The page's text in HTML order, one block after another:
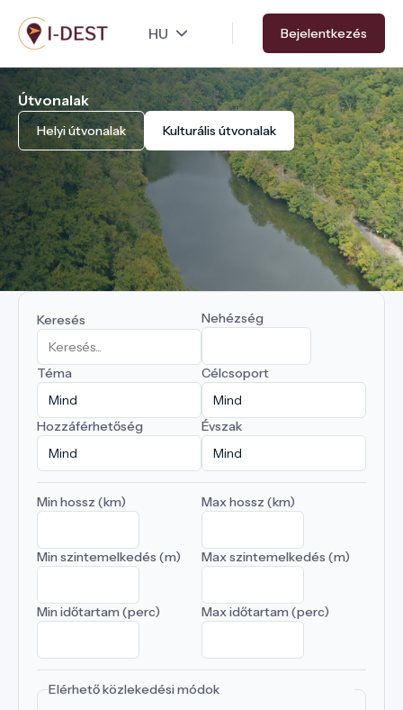
Ugrás
a
tartalomra
Bejelentkezés
Útvonalak
Helyi útvonalak Kulturális útvonalak
Keresés Nehézség
Téma Célcsoport
Hozzáférhetőség Évszak
Min hossz (km) Max hossz (km)
Min szintemelkedés (m) Max szintemelkedés (m)
Min időtartam (perc) Max időtartam (perc)
Elérhető közlekedési módok